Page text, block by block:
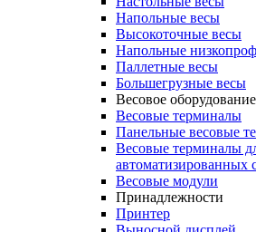
Напольные весы
Высокоточные весы
Напольные
Паллетные весы
Большегрузные весы
Весовое оборудование
Весовые терминалы
Панельные весовые
Весовые терминалы
автоматизированных
Весовые модули
Принадлежности
Принтер